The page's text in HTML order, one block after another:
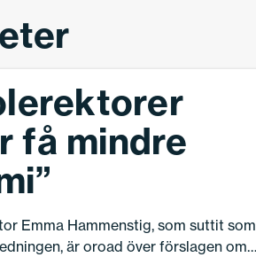
få mindre
Emma Hammenstig, som suttit som
är oroad över förslagen om